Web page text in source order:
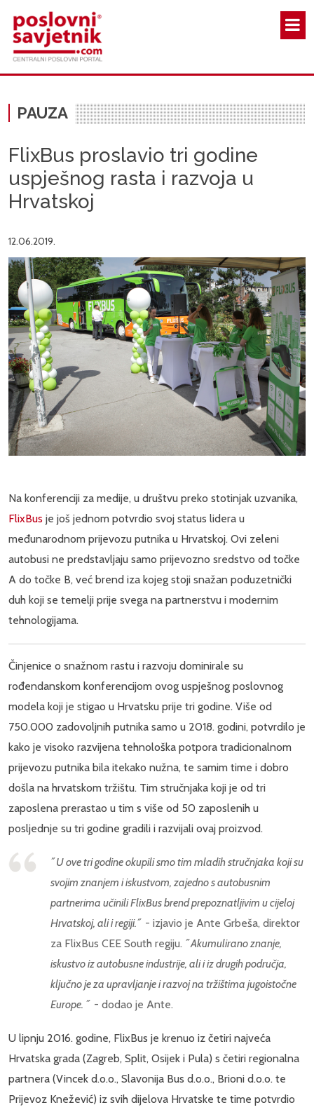
PAUZA
FlixBus proslavio tri godine
uspješnog rasta i razvoja u
Hrvatskoj
12.06.2019.
Na konferenciji za medije, u društvu preko stotinjak uzvanika,
FlixBus je još jednom potvrdio svoj status lidera u
međunarodnom prijevozu putnika u Hrvatskoj. Ovi zeleni
autobusi ne predstavljaju samo prijevozno sredstvo od točke
A do točke B, već brend iza kojeg stoji snažan poduzetnički
duh koji se temelji prije svega na partnerstvu i modernim
tehnologijama.
Činjenice o snažnom rastu i razvoju dominirale su
rođendanskom konferencijom ovog uspješnog poslovnog
modela koji je stigao u Hrvatsku prije tri godine. Više od
750.000 zadovoljnih putnika samo u 2018. godini, potvrdilo je
kako je visoko razvijena tehnološka potpora tradicionalnom
prijevozu putnika bila itekako nužna, te samim time i dobro
došla na hrvatskom tržištu. Tim stručnjaka koji je od tri
zaposlena prerastao u tim s više od 50 zaposlenih u
posljednje su tri godine gradili i razvijali ovaj proizvod.
˝U ove tri godine okupili smo tim mladih stručnjaka koji su
svojim znanjem i iskustvom, zajedno s autobusnim
partnerima učinili FlixBus brend prepoznatljivim u cijeloj
Hrvatskoj, ali i regiji.˝ - izjavio je Ante Grbeša, direktor
za FlixBus CEE South regiju. ˝Akumulirano znanje,
iskustvo iz autobusne industrije, ali i iz drugih područja,
ključno je za upravljanje i razvoj na tržištima jugoistočne
Europe. ˝ - dodao je Ante.
U lipnju 2016. godine, FlixBus je krenuo iz četiri najveća
Hrvatska grada (Zagreb, Split, Osijek i Pula) s četiri regionalna
partnera (Vincek d.o.o., Slavonija Bus d.o.o., Brioni d.o.o. te
Prijevoz Knežević) iz svih dijelova Hrvatske te time potvrdio